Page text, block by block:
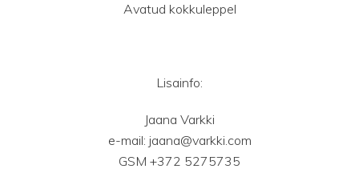
Avatud kokkuleppel
Lisainfo:
Jaana Varkki
e-mail: jaana@varkki.com
GSM +372 5275735